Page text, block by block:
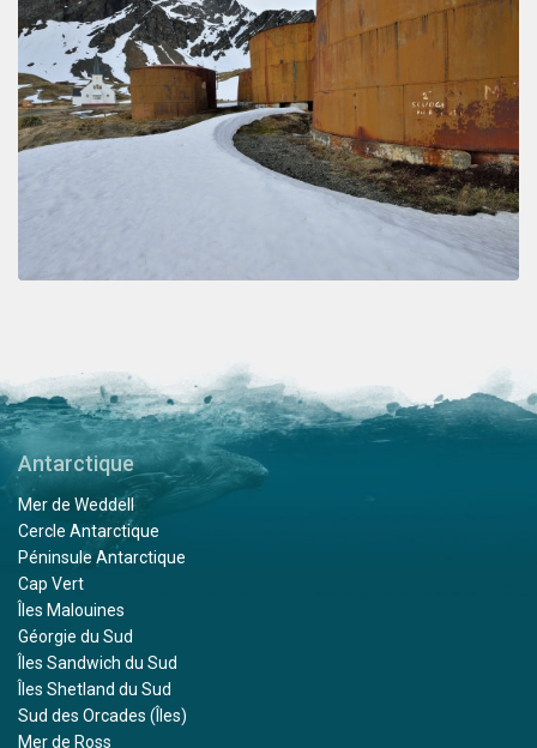
Antarctique
Mer de Weddell
Cercle Antarctique
Péninsule Antarctique
Cap Vert
Îles Malouines
Géorgie du Sud
Îles Sandwich du Sud
Îles Shetland du Sud
Sud des Orcades (Îles)
Mer de Ross